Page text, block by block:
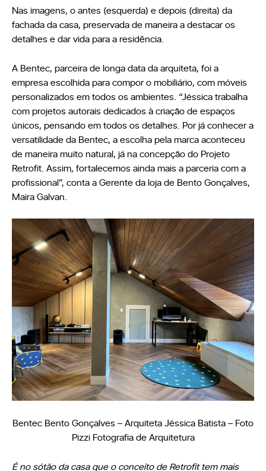
Nas imagens, o antes (esquerda) e depois (direita) da
fachada da casa, preservada de maneira a destacar os
detalhes e dar vida para a residência.
A Bentec, parceira de longa data da arquiteta, foi a
empresa escolhida para compor o mobiliário, com móveis
personalizados em todos os ambientes. “Jéssica trabalha
com projetos autorais dedicados à criação de espaços
únicos, pensando em todos os detalhes. Por já conhecer a
versatilidade da Bentec, a escolha pela marca aconteceu
de maneira muito natural, já na concepção do Projeto
Retrofit. Assim, fortalecemos ainda mais a parceria com a
profissional”, conta a Gerente da loja de Bento Gonçalves,
Maira Galvan.
Bentec Bento Gonçalves – Arquiteta Jéssica Batista – Foto
Pizzi Fotografia de Arquitetura
É no sótão da casa que o conceito de Retrofit tem mais